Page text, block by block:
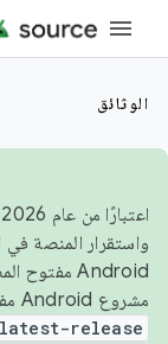
الوثائق
واستقرار المنصة
مشروع Android مفتوح المصدر والمساهمة فيه، استخدِم
release